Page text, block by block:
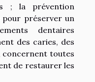
; la prévention
pour préserver un
dentaires
des caries, des
concernent toutes
de restaurer les